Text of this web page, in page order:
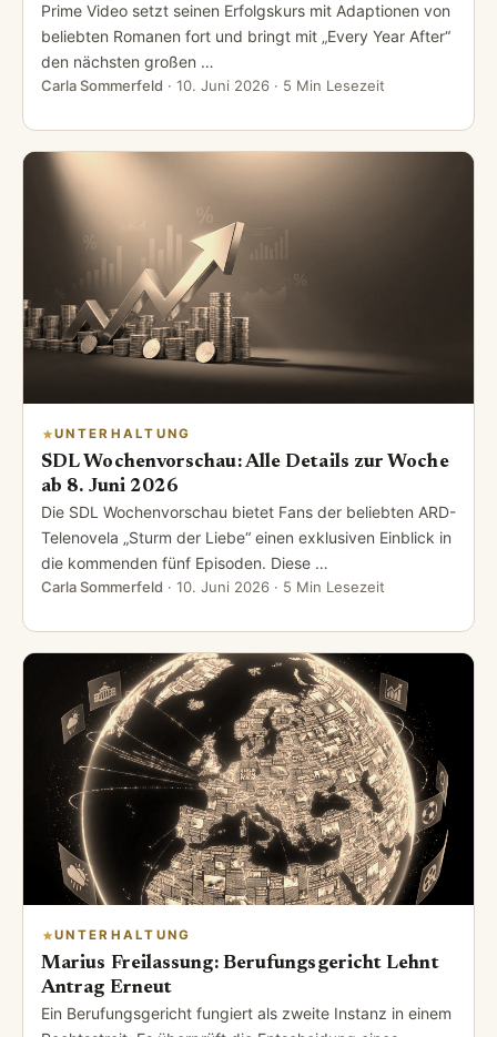
Prime Video setzt seinen Erfolgskurs mit Adaptionen von
beliebten Romanen fort und bringt mit „Every Year After“
den nächsten großen …
Carla Sommerfeld · 10. Juni 2026 · 5 Min Lesezeit
UNTERHALTUNG
SDL Wochenvorschau: Alle Details zur Woche
ab 8. Juni 2026
Die SDL Wochenvorschau bietet Fans der beliebten ARD-
Telenovela „Sturm der Liebe“ einen exklusiven Einblick in
die kommenden fünf Episoden. Diese …
Carla Sommerfeld · 10. Juni 2026 · 5 Min Lesezeit
UNTERHALTUNG
Marius Freilassung: Berufungsgericht Lehnt
Antrag Erneut
Ein Berufungsgericht fungiert als zweite Instanz in einem